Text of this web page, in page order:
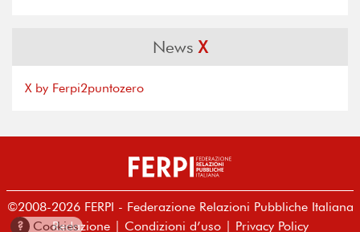
NewsX
X by Ferpi2puntozero
©2008-2026 FERPI - Federazione Relazioni Pubbliche Italiana
Redazione| Condizioni d’uso| Privacy Policy
? Cookies